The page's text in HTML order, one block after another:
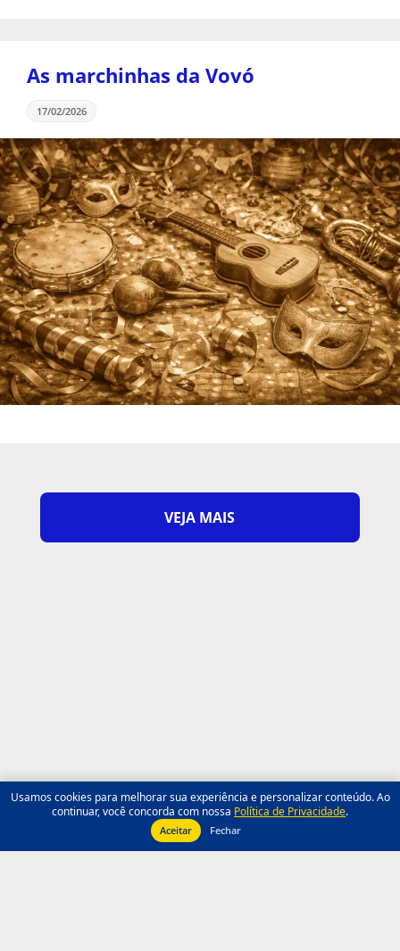
As marchinhas da Vovó
17/02/2026
VEJA MAIS
Usamos cookies para melhorar sua experiência e personalizar conteúdo. Ao
continuar, você concorda com nossa Política de Privacidade.
Aceitar Fechar